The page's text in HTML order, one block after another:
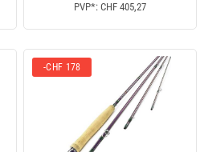
PVP*: CHF 405,27
-CHF 178